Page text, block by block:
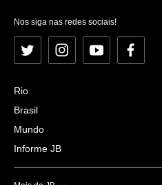
Nos siga nas redes sociais!
Twitter InstagramYouTube
Rio
Brasil
Mundo
Informe JB